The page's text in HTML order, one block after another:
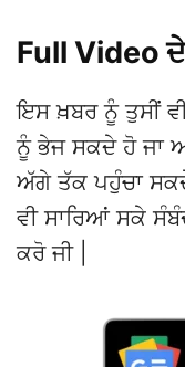
Full Video
ਇਸ ਖ਼ਬਰ ਨੂੰ ਤੁਸੀਂ
ਨੂੰ ਭੇਜ ਸਕਦੇ ਹੋ ਜਾ
ਅੱਗੇ ਤੱਕ ਪਹੁੰਚਾ
ਵੀ ਸਾਰਿਆਂ ਸਕੇ
ਕਰੋ ਜੀ |